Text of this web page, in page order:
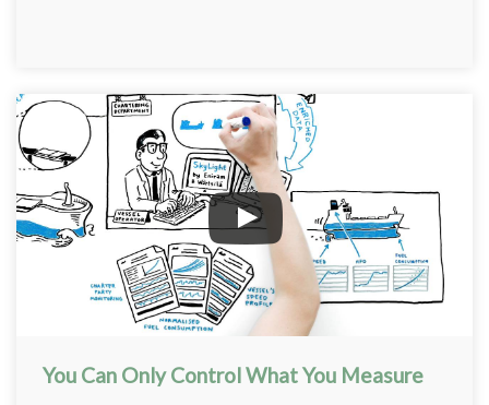
You Can Only Control What You Measure